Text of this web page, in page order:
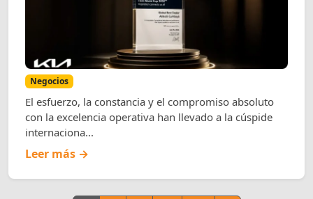
Negocios
El esfuerzo, la constancia y el compromiso absoluto
con la excelencia operativa han llevado a la cúspide
internaciona...
Leer más →